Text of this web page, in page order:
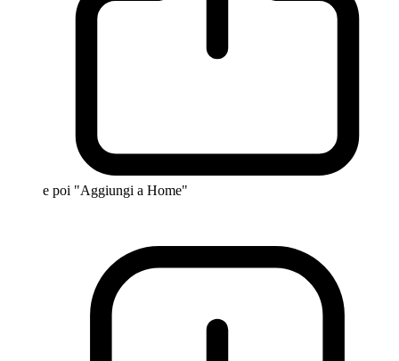
e poi "Aggiungi a Home"